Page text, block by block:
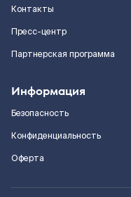
Контакты
Пресс-центр
Партнерская программа
Информация
Безопасность
Конфиденциальность
Оферта